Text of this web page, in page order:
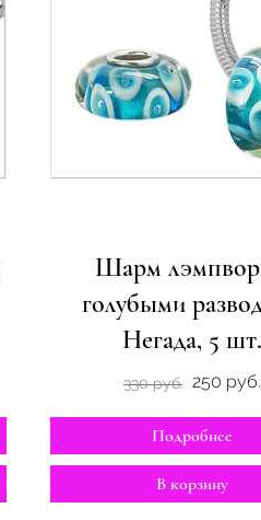
Шарм
голубыми
Негада, 5 шт.
330 руб. 250 руб.
Подробнее
В корзину